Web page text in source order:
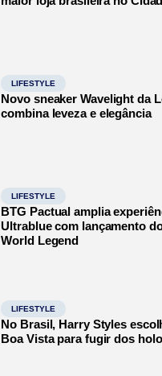
LIFESTYLE
Novo sneaker Wavelight da
combina leveza e elegância
LIFESTYLE
BTG Pactual amplia
Ultrablue com lançamento
World Legend
LIFESTYLE
No Brasil, Harry Styles
Boa Vista para fugir dos